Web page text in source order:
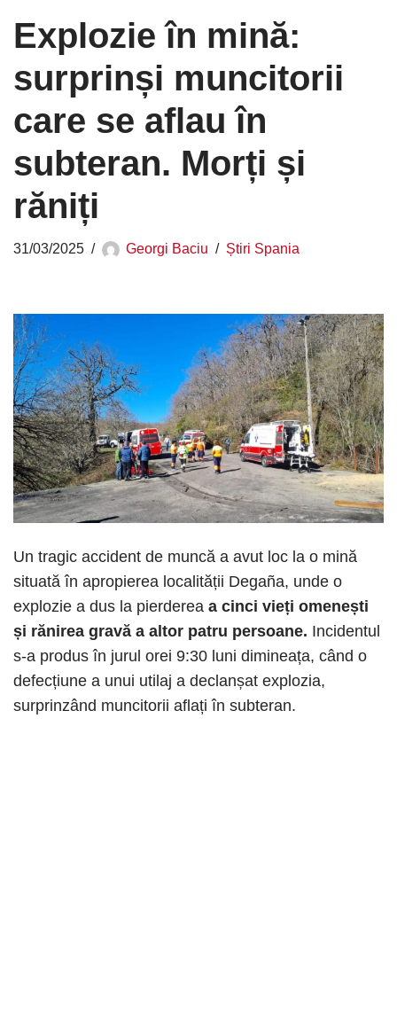
Explozie în mină:
surprinși muncitorii
care se aflau în
subteran. Morți și
răniți
31/03/2025 Georgi Baciu Știri Spania
Un tragic accident de muncă a avut loc la o mină
situată în apropierea localității Degaña, unde o
explozie a dus la pierderea a cinci vieți omenești
și rănirea gravă a altor patru persoane. Incidentul
s-a produs în jurul orei 9:30 luni dimineața, când o
defecțiune a unui utilaj a declanșat explozia,
surprinzând muncitorii aflați în subteran. ​